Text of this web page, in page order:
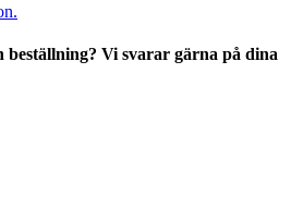
beställning? Vi svarar gärna på dina